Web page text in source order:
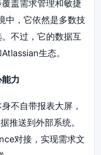
盖需求管理和敏捷
中，它依然是多数技
不过，它的数据互
生态。
力
不自带报表大屏，
推送到外部系统。
对接，实现需求文